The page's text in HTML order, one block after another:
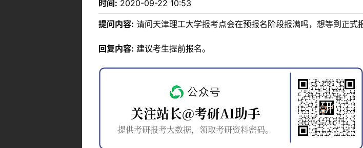
时间: 2020-09-22 10:53
提问内容: 请问天津理工大学报考点会在预报名阶段报满吗，想等到正式
回复内容: 建议考生提前报名。